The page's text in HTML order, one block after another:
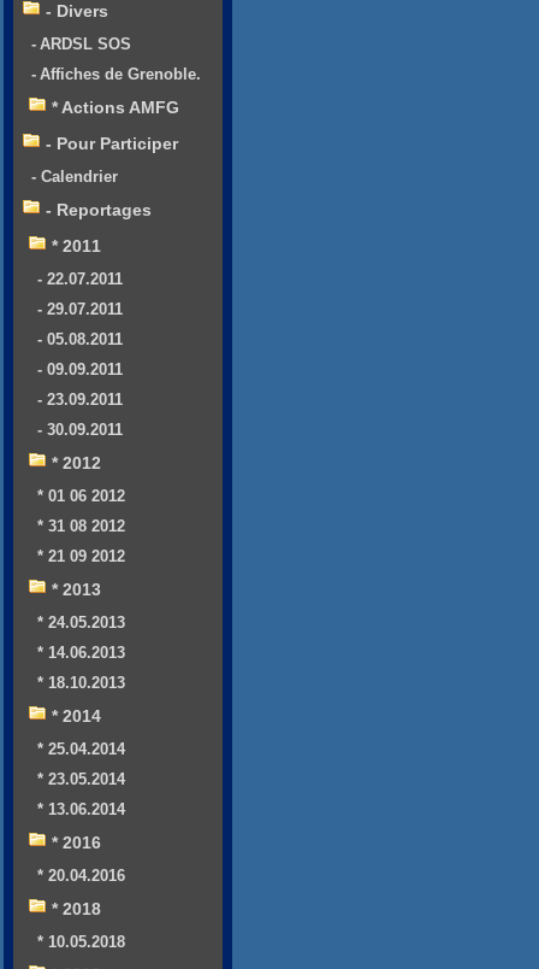
- Divers
- ARDSL SOS
- Affiches de Grenoble.
* Actions AMFG
- Pour Participer
- Calendrier
- Reportages
* 2011
- 22.07.2011
- 29.07.2011
- 05.08.2011
- 09.09.2011
- 23.09.2011
- 30.09.2011
* 2012
* 01 06 2012
* 31 08 2012
* 21 09 2012
* 2013
* 24.05.2013
* 14.06.2013
* 18.10.2013
* 2014
* 25.04.2014
* 23.05.2014
* 13.06.2014
* 2016
* 20.04.2016
* 2018
* 10.05.2018